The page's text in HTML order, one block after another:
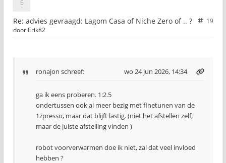
Re: advies gevraagd: Lagom Casa of Niche Zero of .. ?
19
door Erik82
ronajon schreef: wo 24 jun 2026, 14:34
ga ik eens proberen. 1:2.5
ondertussen ook al meer bezig met finetunen van de
1zpresso, maar dat blijft lastig. (niet het afstellen zelf,
maar de juiste afstelling vinden )
robot voorverwarmen doe ik niet, zal dat veel invloed
hebben ?